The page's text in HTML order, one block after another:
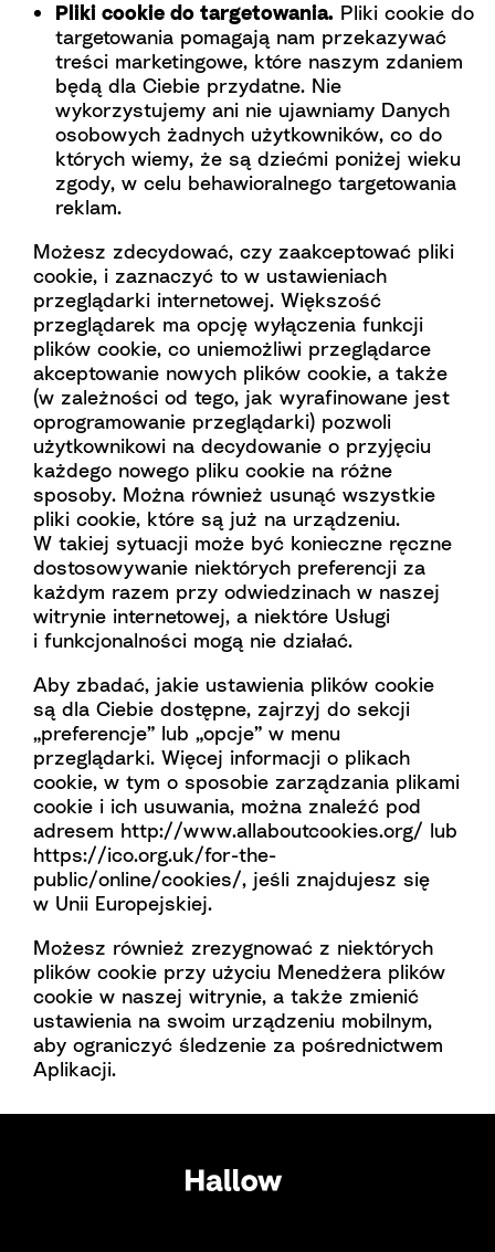
Pliki cookie do targetowania. Pliki cookie do
targetowania pomagają nam przekazywać
treści marketingowe, które naszym zdaniem
będą dla Ciebie przydatne. Nie
wykorzystujemy ani nie ujawniamy Danych
osobowych żadnych użytkowników, co do
których wiemy, że są dziećmi poniżej wieku
zgody, w celu behawioralnego targetowania
reklam.
Możesz zdecydować, czy zaakceptować pliki
cookie, i zaznaczyć to w ustawieniach
przeglądarki internetowej. Większość
przeglądarek ma opcję wyłączenia funkcji
plików cookie, co uniemożliwi przeglądarce
akceptowanie nowych plików cookie, a także
(w zależności od tego, jak wyrafinowane jest
oprogramowanie przeglądarki) pozwoli
użytkownikowi na decydowanie o przyjęciu
każdego nowego pliku cookie na różne
sposoby. Można również usunąć wszystkie
pliki cookie, które są już na urządzeniu.
W takiej sytuacji może być konieczne ręczne
dostosowywanie niektórych preferencji za
każdym razem przy odwiedzinach w naszej
witrynie internetowej, a niektóre Usługi
i funkcjonalności mogą nie działać.
Aby zbadać, jakie ustawienia plików cookie
są dla Ciebie dostępne, zajrzyj do sekcji
„preferencje” lub „opcje” w menu
przeglądarki. Więcej informacji o plikach
cookie, w tym o sposobie zarządzania plikami
cookie i ich usuwania, można znaleźć pod
adresem http://www.allaboutcookies.org/ lub
https://ico.org.uk/for-the-
public/online/cookies/, jeśli znajdujesz się
w Unii Europejskiej.
Możesz również zrezygnować z niektórych
plików cookie przy użyciu Menedżera plików
cookie w naszej witrynie, a także zmienić
ustawienia na swoim urządzeniu mobilnym,
aby ograniczyć śledzenie za pośrednictwem
Aplikacji.